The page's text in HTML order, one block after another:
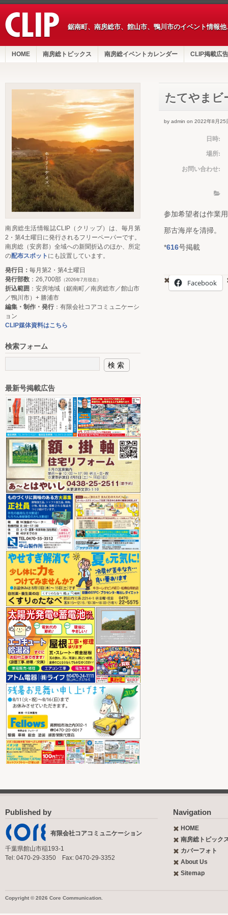
鋸南町、南房総市、館山市、鴨川市のイベント情報
HOME 南房総トピックス 南房総イベントカレンダー CLIP掲載広告
たてやまビ
by admin on 2022年8月25
日時:
場所:
お問い合わせ:
参加希望者は作業
那古海岸を清掃。
*616号掲載
Facebook
南房総生活情報誌CLIP（クリップ）は、毎月第
2・第4土曜日に発行されるフリーペーパーです。
南房総（安房郡）全域への新聞折込のほか、所定
の配布スポット にも設置しています。
発行日： 毎月第2・第4土曜日
発行部数 ：26,700部 （2026年7月現在）
折込範囲 ：安房地域（鋸南町／南房総市／館山市
／鴨川市）+ 勝浦市
編集・制作・発行：有限会社コアコミュニケーシ
ョン
CLIP媒体資料はこちら
検索フォーム
最新号掲載広告
Published by
有限会社コアコミュニケーション
千葉県館山市稲193-1
Tel: 0470-29-3350 Fax: 0470-29-3352
Navigation
HOME
南房総トピック
カバーフォト
About Us
Sitemap
Copyright © 2026 Core Communication.